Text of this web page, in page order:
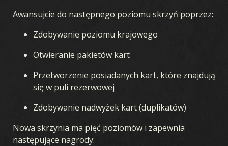
Awansujcie do następnego poziomu skrzyń poprzez:
Zdobywanie poziomu krajowego
Otwieranie pakietów kart
Przetworzenie posiadanych kart, które znajdują
się w puli rezerwowej
Zdobywanie nadwyżek kart (duplikatów)
Nowa skrzynia ma pięć poziomów i zapewnia
następujące nagrody: